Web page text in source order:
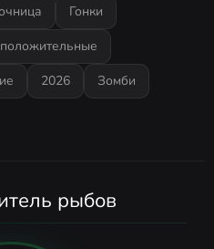
Гонки
2026
Зомби
рыбов